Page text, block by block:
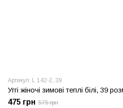
Артикул: L 142-2, 39
Уггі жіночі зимові теплі білі, 39
475 грн 575 грн